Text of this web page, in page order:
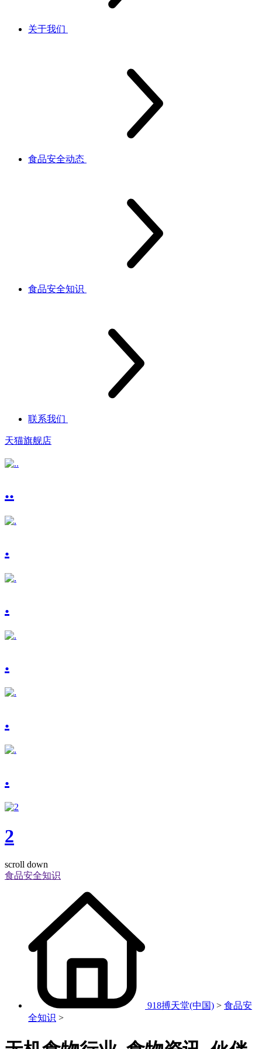
关于我们
食品安全动态
食品安全知识
联系我们
天猫旗舰店
..
.
.
.
.
.
2
scroll down
食品安全知识
918搏天堂(中国) > 食品安
全知识 >